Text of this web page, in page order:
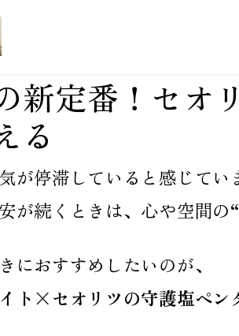
新定番！セオ
る
が停滞していると感じてい
が続くときは、心や空間の
におすすめしたいのが、
ト×セオリツの守護塩ペン